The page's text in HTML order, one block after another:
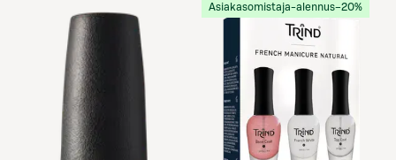
Asiakasomistaja-alennus−20%